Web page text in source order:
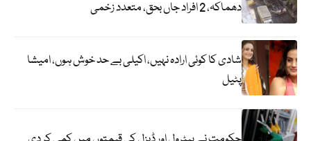
دھماکہ، 2 افراد جاں بحق، متعدد زخمی
شادی کا کوئی ارادہ نہیں، اکیلی بے حد خوش ہوں، امیشا
پٹیل